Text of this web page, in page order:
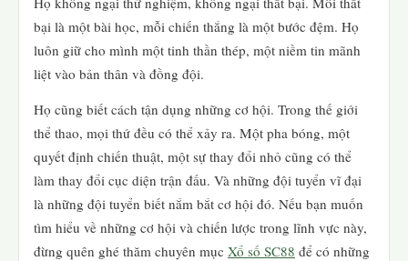
bại là một bài học, mỗi chiến thắng là một bước đệm. Họ
luôn giữ cho mình một tinh thần thép, một niềm tin mãnh
liệt vào bản thân và đồng đội.
Họ cũng biết cách tận dụng những cơ hội. Trong thế giới
thể thao, mọi thứ đều có thể xảy ra. Một pha bóng, một
quyết định chiến thuật, một sự thay đổi nhỏ cũng có thể
làm thay đổi cục diện trận đấu. Và những đội tuyển vĩ đại
là những đội tuyển biết nắm bắt cơ hội đó. Nếu bạn muốn
tìm hiểu về những cơ hội và chiến lược trong lĩnh vực này,
đừng quên ghé thăm chuyên mục Xổ số SC88 để có những